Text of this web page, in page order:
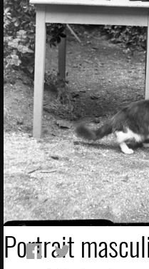
Portrait